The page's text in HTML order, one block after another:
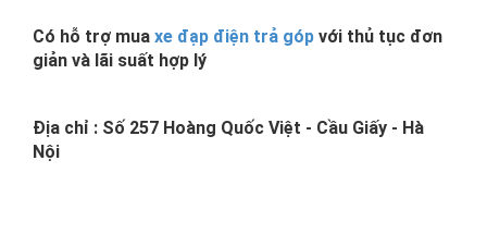
Có hỗ trợ mua xe đạp điện trả góp với thủ tục đơn
giản và lãi suất hợp lý
Địa chỉ : Số 257 Hoàng Quốc Việt - Cầu Giấy - Hà
Nội